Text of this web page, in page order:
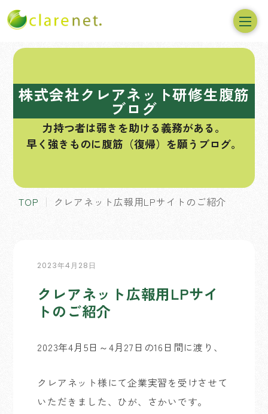
株式会社クレアネット研修生腹筋
ブログ
力持つ者は弱きを助ける義務がある。
早く強きものに腹筋（復帰）を願うブログ。
TOP クレアネット広報用LPサイトのご紹介
2023年4月28日
クレアネット広報用LPサイ
トのご紹介
2023年4月 5日～4月 27 日の16 日間に渡り、
クレアネット様にて企業実習を受けさせて
いただきました、ひが、さかいです。